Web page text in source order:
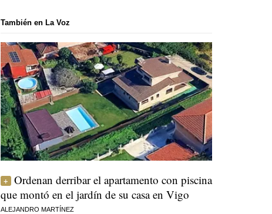
También en La Voz
Ordenan derribar el apartamento con piscina
que montó en el jardín de su casa en Vigo
ALEJANDRO MARTÍNEZ